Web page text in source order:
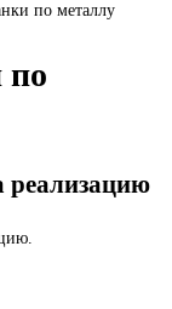
по металлу
по
реализацию